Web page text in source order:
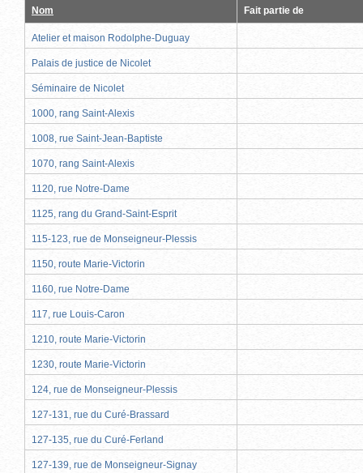
Nom Fait partie de
Atelier et maison Rodolphe-Duguay
Palais de justice de Nicolet
Séminaire de Nicolet
1000, rang Saint-Alexis
1008, rue Saint-Jean-Baptiste
1070, rang Saint-Alexis
1120, rue Notre-Dame
1125, rang du Grand-Saint-Esprit
115-123, rue de Monseigneur-Plessis
1150, route Marie-Victorin
1160, rue Notre-Dame
117, rue Louis-Caron
1210, route Marie-Victorin
1230, route Marie-Victorin
124, rue de Monseigneur-Plessis
127-131, rue du Curé-Brassard
127-135, rue du Curé-Ferland
127-139, rue de Monseigneur-Signay